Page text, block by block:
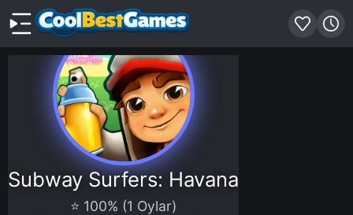
Subway Surfers: Havana
⭐ 100% (1 Oylar)